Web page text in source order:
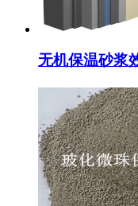
无机保温砂浆